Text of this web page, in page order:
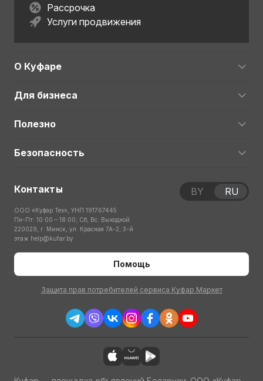
Рассрочка
Услуги продвижения
О Куфаре
Для бизнеса
Полезно
Безопасность
Контакты
ООО «Куфар Тех», УНП 191767445
Пн-Пт: 10:00 – 18:00; Сб, Вс: Выходной
220029, г. Минск, ул. Красная 7А-2, 3-й
этаж help@kufar.by
Помощь
Защита прав потребителей сервиса Куфар Маркет
BY RU